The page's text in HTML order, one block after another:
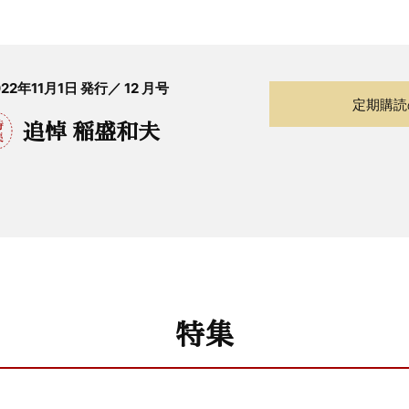
年11月1日 発行／ 12 月号
追悼 稲盛和夫
定期購
特集